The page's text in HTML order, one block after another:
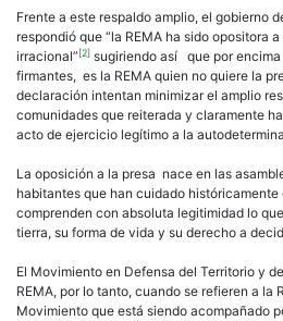
Frente a este respaldo amplio, el gobierno
respondió que “la REMA ha sido opositora
irracional”[2] sugiriendo así que por
firmantes, es la REMA quien no quiere la
declaración intentan minimizar el amplio
comunidades que reiterada y claramente
acto de ejercicio legítimo a la
La oposición a la presa nace en las
habitantes que han cuidado históricamente
comprenden con absoluta legitimidad lo
tierra, su forma de vida y su derecho a
El Movimiento en Defensa del Territorio y
REMA, por lo tanto, cuando se refieren a la
Movimiento que está siendo acompañado